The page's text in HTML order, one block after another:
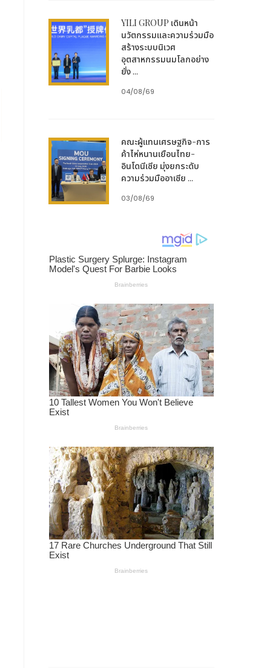
YILI GROUP เดินหน้า
นวัตกรรมและความร่วมมือ
สร้างระบบนิเวศ
อุตสาหกรรมนมโลกอย่าง
ยั่ง ...
04/08/69
คณะผู้แทนเศรษฐกิจ-การ
ค้าไห่หนานเยือนไทย-
อินโดนีเซีย มุ่งยกระดับ
ความร่วมมืออาเซีย ...
03/08/69